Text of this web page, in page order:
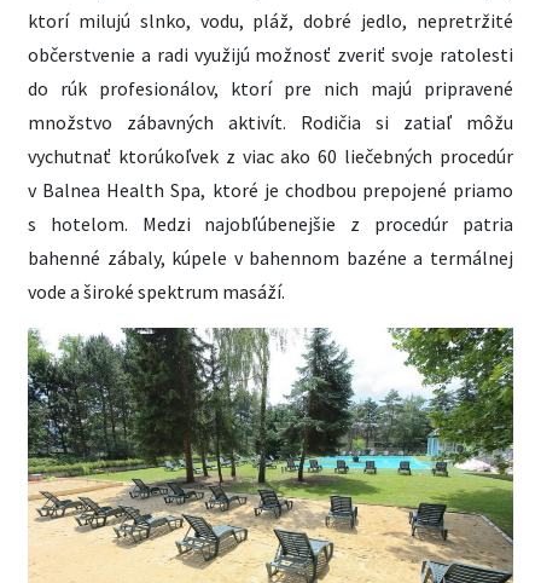
ktorí milujú slnko, vodu, pláž, dobré jedlo, nepretržité
občerstvenie a radi využijú možnosť zveriť svoje ratolesti
do rúk profesionálov, ktorí pre nich majú pripravené
množstvo zábavných aktivít. Rodičia si zatiaľ môžu
vychutnať ktorúkoľvek z viac ako 60 liečebných procedúr
v Balnea Health Spa, ktoré je chodbou prepojené priamo
s hotelom. Medzi najobľúbenejšie z procedúr patria
bahenné zábaly, kúpele v bahennom bazéne a termálnej
vode a široké spektrum masáží.